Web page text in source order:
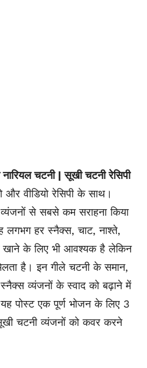
चटनी | सूखी चटनी रेसिपी
और वीडियो रेसिपी के साथ।
से सबसे कम सराहना किया
हर स्नैक्स, चाट, नाश्ते,
के लिए भी आवश्यक है लेकिन
है। इन गीले चटनी के समान,
व्यंजनों के स्वाद को बढ़ाने में
यह पोस्ट एक पूर्ण भोजन के लिए 3
चटनी व्यंजनों को कवर करने